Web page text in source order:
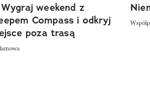
weekend z
Compass i odkryj
poza trasą